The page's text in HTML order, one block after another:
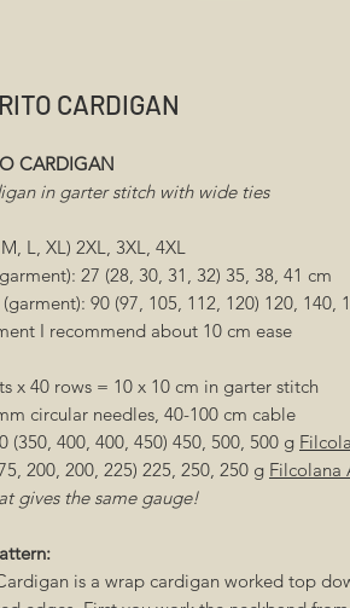
CARDIGAN
CARDIGAN
in garter stitch with wide ties
L, XL) 2XL, 3XL, 4XL
27 (28, 30, 31, 32) 35, 38, 41 cm
90 (97, 105, 112, 120) 120, 140,
I recommend about 10 cm ease
x 40 rows = 10 x 10 cm in garter stitch
circular needles, 40-100 cm cable
(350, 400, 400, 450) 450, 500, 500 g
200, 200, 225) 225, 250, 250 g Filcolana
gives the same gauge!
is a wrap cardigan worked top